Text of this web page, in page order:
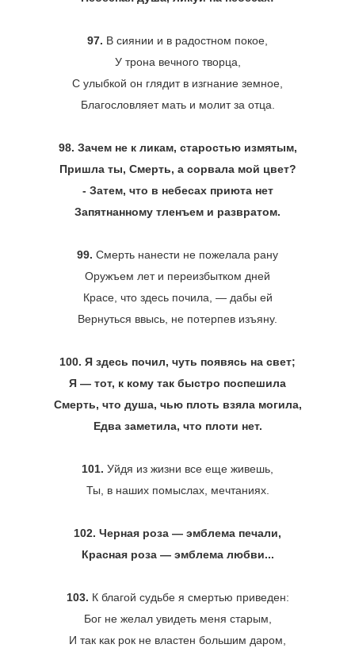
97. В сиянии и в радостном покое,
У трона вечного творца,
С улыбкой он глядит в изгнание земное,
Благословляет мать и молит за отца.
98. Зачем не к ликам, старостью измятым,
Пришла ты, Смерть, а сорвала мой цвет?
- Затем, что в небесах приюта нет
Запятнанному тленъем и развратом.
99. Смерть нанести не пожелала рану
Оружъем лет и переизбытком дней
Красе, что здесь почила, ― дабы ей
Вернуться ввысь, не потерпев изъяну.
100. Я здесь почил, чуть появясь на свет;
Я ― тот, к кому так быстро поспешила
Смерть, что душа, чью плоть взяла могила,
Едва заметила, что плоти нет.
101. Уйдя из жизни все еще живешь,
Ты, в наших помыслах, мечтаниях.
102. Черная роза ― эмблема печали,
Красная роза ― эмблема любви...
103. К благой судьбе я смертью приведен:
Бог не желал увидеть меня старым,
И так как рок не властен большим даром,